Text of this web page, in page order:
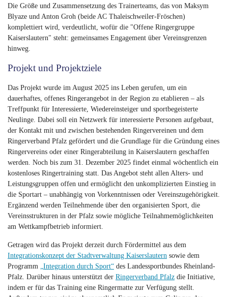
Die Größe und Zusammensetzung des Trainerteams, das von Maksym
Blyaze und Anton Groh (beide AC Thaleischweiler-Fröschen)
komplettiert wird, verdeutlicht, wofür die "Offene Ringergruppe
Kaiserslautern" steht: gemeinsames Engagement über Vereinsgrenzen
hinweg.
Projekt und Projektziele
Das Projekt wurde im August 2025 ins Leben gerufen, um ein
dauerhaftes, offenes Ringerangebot in der Region zu etablieren – als
Treffpunkt für Interessierte, Wiedereinsteiger und sportbegeisterte
Neulinge. Dabei soll ein Netzwerk für interessierte Personen aufgebaut,
der Kontakt mit und zwischen bestehenden Ringervereinen und dem
Ringerverband Pfalz gefördert und die Grundlage für die Gründung eines
Ringervereins oder einer Ringerabteilung in Kaiserslautern geschaffen
werden. Noch bis zum 31. Dezember 2025 findet einmal wöchentlich ein
kostenloses Ringertraining statt. Das Angebot steht allen Alters- und
Leistungsgruppen offen und ermöglicht den unkomplizierten Einstieg in
die Sportart – unabhängig von Vorkenntnissen oder Vereinszugehörigkeit.
Ergänzend werden Teilnehmende über den organisierten Sport, die
Vereinsstrukturen in der Pfalz sowie mögliche Teilnahmemöglichkeiten
am Wettkampfbetrieb informiert.
Getragen wird das Projekt derzeit durch Fördermittel aus dem
Integrationskonzept der Stadtverwaltung Kaiserslautern sowie dem
Programm „Integration durch Sport“ des Landessportbundes Rheinland-
Pfalz. Darüber hinaus unterstützt der Ringerverband Pfalz die Initiative,
indem er für das Training eine Ringermatte zur Verfügung stellt.